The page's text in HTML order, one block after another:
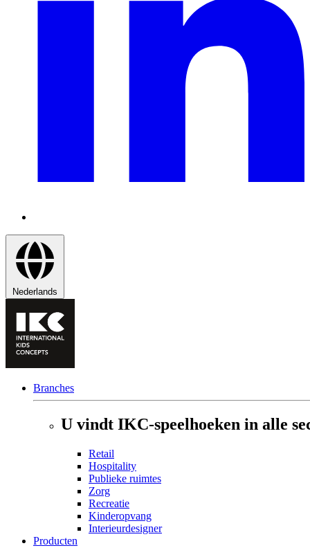
Nederlands
Branches
U vindt IKC-speelhoeken in alle
Retail
Hospitality
Publieke ruimtes
Zorg
Recreatie
Kinderopvang
Interieurdesigner
Producten